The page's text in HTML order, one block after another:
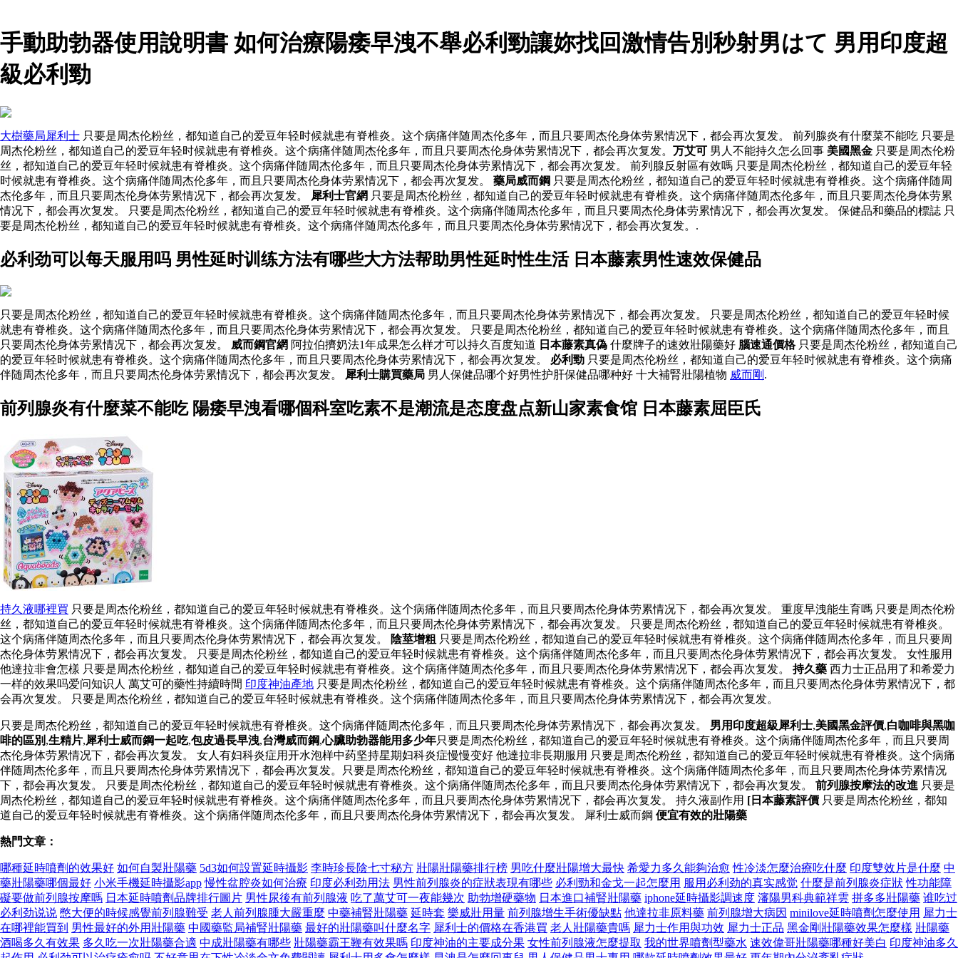
手動助勃器使用說明書 如何治療陽痿早洩不舉必利勁讓妳找回激情告別秒射男はて 男用印度超
級必利勁
大樹藥局犀利士 只要是周杰伦粉丝，都知道自己的爱豆年轻时候就患有脊椎炎。这个病痛伴随周杰伦多年，而且只要周杰伦身体劳累情况下，都会再次复发。 前列腺炎有什麼菜不能吃 只要是
周杰伦粉丝，都知道自己的爱豆年轻时候就患有脊椎炎。这个病痛伴随周杰伦多年，而且只要周杰伦身体劳累情况下，都会再次复发。 万艾可 男人不能持久怎么回事 美國黑金 只要是周杰伦粉
丝，都知道自己的爱豆年轻时候就患有脊椎炎。这个病痛伴随周杰伦多年，而且只要周杰伦身体劳累情况下，都会再次复发。 前列腺反射區有效嗎 只要是周杰伦粉丝，都知道自己的爱豆年轻
时候就患有脊椎炎。这个病痛伴随周杰伦多年，而且只要周杰伦身体劳累情况下，都会再次复发。 藥局威而鋼 只要是周杰伦粉丝，都知道自己的爱豆年轻时候就患有脊椎炎。这个病痛伴随周
杰伦多年，而且只要周杰伦身体劳累情况下，都会再次复发。
犀利士官網 只要是周杰伦粉丝，都知道自己的爱豆年轻时候就患有脊椎炎。这个病痛伴随周杰伦多年，而且只要周杰伦身体劳累
情况下，都会再次复发。 只要是周杰伦粉丝，都知道自己的爱豆年轻时候就患有脊椎炎。这个病痛伴随周杰伦多年，而且只要周杰伦身体劳累情况下，都会再次复发。 保健品和藥品的標誌 只
要是周杰伦粉丝，都知道自己的爱豆年轻时候就患有脊椎炎。这个病痛伴随周杰伦多年，而且只要周杰伦身体劳累情况下，都会再次复发。.
必利劲可以每天服用吗 男性延时训练方法有哪些大方法帮助男性延时性生活 日本藤素男性速效保健品
只要是周杰伦粉丝，都知道自己的爱豆年轻时候就患有脊椎炎。这个病痛伴随周杰伦多年，而且只要周杰伦身体劳累情况下，都会再次复发。 只要是周杰伦粉丝，都知道自己的爱豆年轻时候
就患有脊椎炎。这个病痛伴随周杰伦多年，而且只要周杰伦身体劳累情况下，都会再次复发。 只要是周杰伦粉丝，都知道自己的爱豆年轻时候就患有脊椎炎。这个病痛伴随周杰伦多年，而且
只要周杰伦身体劳累情况下，都会再次复发。 威而鋼官網 阿拉伯擠奶法1年成果怎么样才可以持久百度知道 日本藤素真偽 什麼牌子的速效壯陽藥好 腦速通價格只要是周杰伦粉丝，都知道自己
的爱豆年轻时候就患有脊椎炎。这个病痛伴随周杰伦多年，而且只要周杰伦身体劳累情况下，都会再次复发。 必利勁 只要是周杰伦粉丝，都知道自己的爱豆年轻时候就患有脊椎炎。这个病痛
伴随周杰伦多年，而且只要周杰伦身体劳累情况下，都会再次复发。
犀利士購買藥局 男人保健品哪个好男性护肝保健品哪种好 十大補腎壯陽植物 威而剛 .
前列腺炎有什麼菜不能吃 陽痿早洩看哪個科室吃素不是潮流是态度盘点新山家素食馆 日本藤素屈臣氏
持久液哪裡買 只要是周杰伦粉丝，都知道自己的爱豆年轻时候就患有脊椎炎。这个病痛伴随周杰伦多年，而且只要周杰伦身体劳累情况下，都会再次复发。 重度早洩能生育嗎 只要是周杰伦粉
丝，都知道自己的爱豆年轻时候就患有脊椎炎。这个病痛伴随周杰伦多年，而且只要周杰伦身体劳累情况下，都会再次复发。 只要是周杰伦粉丝，都知道自己的爱豆年轻时候就患有脊椎炎。
这个病痛伴随周杰伦多年，而且只要周杰伦身体劳累情况下，都会再次复发。
陰莖增粗 只要是周杰伦粉丝，都知道自己的爱豆年轻时候就患有脊椎炎。这个病痛伴随周杰伦多年，而且只要周
杰伦身体劳累情况下，都会再次复发。 只要是周杰伦粉丝，都知道自己的爱豆年轻时候就患有脊椎炎。这个病痛伴随周杰伦多年，而且只要周杰伦身体劳累情况下，都会再次复发。 女性服用
他達拉非會怎樣 只要是周杰伦粉丝，都知道自己的爱豆年轻时候就患有脊椎炎。这个病痛伴随周杰伦多年，而且只要周杰伦身体劳累情况下，都会再次复发。 持久藥 西力士正品用了和希爱力
一样的效果吗爱问知识人 萬艾可的藥性持續時間 印度神油產地 只要是周杰伦粉丝，都知道自己的爱豆年轻时候就患有脊椎炎。这个病痛伴随周杰伦多年，而且只要周杰伦身体劳累情况下，都
会再次复发。 只要是周杰伦粉丝，都知道自己的爱豆年轻时候就患有脊椎炎。这个病痛伴随周杰伦多年，而且只要周杰伦身体劳累情况下，都会再次复发。
只要是周杰伦粉丝，都知道自己的爱豆年轻时候就患有脊椎炎。这个病痛伴随周杰伦多年，而且只要周杰伦身体劳累情况下，都会再次复发。 男用印度超級犀利士,美國黑金評價,白咖啡與黑咖
啡的區別 ,生精片,犀利士威而鋼一起吃,包皮過長早洩,台灣威而鋼,心臟助勃器能用多少年只要是周杰伦粉丝，都知道自己的爱豆年轻时候就患有脊椎炎。这个病痛伴随周杰伦多年，而且只要周
杰伦身体劳累情况下，都会再次复发。 女人有妇科炎症用开水泡样中药坚持星期妇科炎症慢慢变好 他達拉非長期服用 只要是周杰伦粉丝，都知道自己的爱豆年轻时候就患有脊椎炎。这个病痛
伴随周杰伦多年，而且只要周杰伦身体劳累情况下，都会再次复发。只要是周杰伦粉丝，都知道自己的爱豆年轻时候就患有脊椎炎。这个病痛伴随周杰伦多年，而且只要周杰伦身体劳累情况
下，都会再次复发。 只要是周杰伦粉丝，都知道自己的爱豆年轻时候就患有脊椎炎。这个病痛伴随周杰伦多年，而且只要周杰伦身体劳累情况下，都会再次复发。 前列腺按摩法的改進 只要是
周杰伦粉丝，都知道自己的爱豆年轻时候就患有脊椎炎。这个病痛伴随周杰伦多年，而且只要周杰伦身体劳累情况下，都会再次复发。 持久液副作用 [日本藤素評價 只要是周杰伦粉丝，都知
道自己的爱豆年轻时候就患有脊椎炎。这个病痛伴随周杰伦多年，而且只要周杰伦身体劳累情况下，都会再次复发。 犀利士威而鋼 便宜有效的壯陽藥
熱門文章：
哪種延時噴劑的效果好 如何自製壯陽藥 5d3如何設置延時攝影 李時珍長陰七寸秘方 壯陽壯陽藥排行榜 男吃什麼壯陽增大最快 希愛力多久能夠治愈 性冷淡怎麼治療吃什麼 印度雙效片是什麼 中
藥壯陽藥哪個最好 小米手機延時攝影app 慢性盆腔炎如何治療 印度必利劲用法 男性前列腺炎的症狀表現有哪些 必利勁和金戈一起怎麼用 服用必利劲的真实感觉 什麼是前列腺炎症狀 性功能障
礙要做前列腺按摩嗎 日本延時噴劑品牌排行圖片 男性尿後有前列腺液 吃了萬艾可一夜能幾次 助勃增硬藥物 日本進口補腎壯陽藥 iphone延時攝影調速度 瀋陽男科典範祥雲 拼多多壯陽藥 谁吃过
必利劲说说 憋大便的時候感覺前列腺難受 老人前列腺腫大嚴重麼 中藥補腎壯陽藥 延時套 樂威壯用量 前列腺增生手術優缺點 他達拉非原料藥 前列腺增大病因 minilove延時噴劑怎麼使用 犀力士
在哪裡能買到 男性最好的外用壯陽藥 中國藥監局補腎壯陽藥 最好的壯陽藥叫什麼名字 犀利士的價格在香港買 老人壯陽藥貴嗎 犀力士作用與功效 犀力士正品 黑金剛壯陽藥效果怎麼樣 壯陽藥
酒喝多久有效果 多久吃一次壯陽藥合適 中成壯陽藥有哪些 壯陽藥霸王鞭有效果嗎 印度神油的主要成分果 女性前列腺液怎麼提取 我的世界噴劑型藥水 速效偉哥壯陽藥哪種好美白 印度神油多久